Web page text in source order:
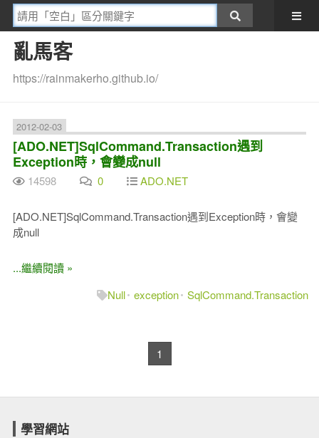
亂馬客
https://rainmakerho.github.io/
2012-02-03
[ADO.NET]SqlCommand.Transaction遇到
Exception時，會變成null
14598 0 ADO.NET
[ADO.NET]SqlCommand.Transaction遇到Exception時，會變
成null
...繼續閱讀 »
Null exception SqlCommand.Transaction
1
學習網站